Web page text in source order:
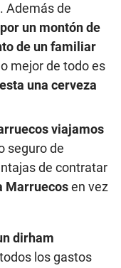
. Además de
un montón de
de un familiar
mejor de todo es
una cerveza
viajamos
seguro de
de contratar
Marruecosen vez
dirham
los gastos